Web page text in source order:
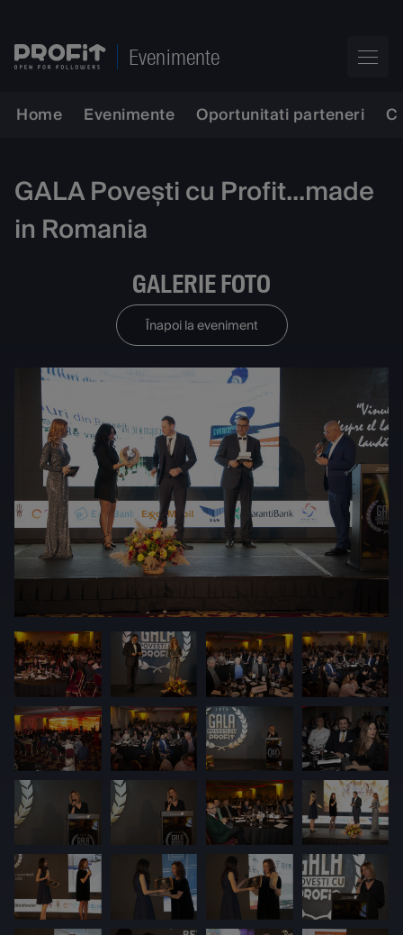
Evenimente
Home Evenimente Oportunitati parteneri
GALA Povești cu Profit...made
in Romania
GALERIE FOTO
Înapoi la eveniment